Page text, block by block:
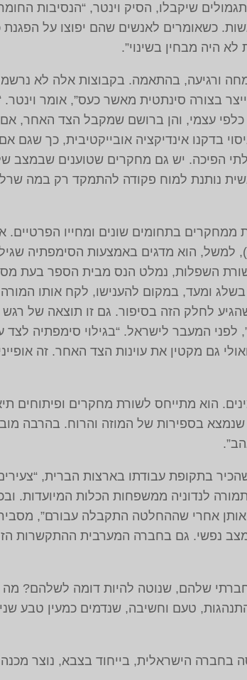
שיקבלו, הסיק וינטר, “הנסיבות
כשאומרים לאנשים שהם יפוצו על
היה מבחין בשינוי”.
ורגיעה, בהתאמה. בקבוצות אלה לא נרשמו
בצורה סינתטית מאשר כעס”, אומר וינטר.
כלפי עצמי, והן ברושם שמקבל הצד האחר,
בדקנו אינדיקציה אובייקטיבית, כך
הפיכה. יש גם מחקרים שטוענים שבמצב
נותנת למוח פקודה להתמקד רק במה
בתחומים שונים ומחייו הפרטיים.
למשל, הוא מדגים באמצעות הסימפתיה
השפלות, נמלט הנס מבית הספר בעת
ומעד, במקום להענישו, לקח אותו
לחלק הזה בסיפור. גם זו תוצאה של רגש
המעבר לישראל. “בגילוי סימפתיה לצד
גם מקטין את עוינות הצד האחר. זה
הוא מתייחס לשורת מחקרים ופיתוחים
בספירות של המוזה והרוח. בהרבה
בתקופת עבודתו בארצות הברית, “צעירים
לנדוניה ממשפחות הכלות המיועדות.
אחרי שההחלטה התקבלה עבורם”, מסביר
נפשי. גם בחברה המערבית ההתקשרות
החברתי שלהם, שנוטה להיות דומה לשלהם?
טעם וחשיבה, שנדמים כמעין טבע
הישראלית, בייחוד בצבא, נוצר מכנה